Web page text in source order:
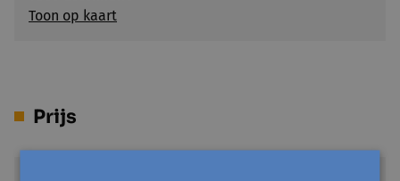
Toon op kaart
Prijs